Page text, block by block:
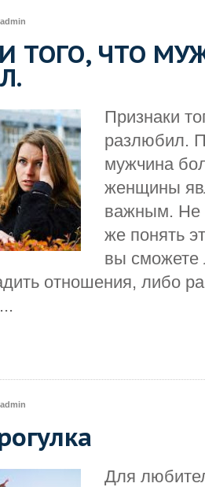
admin
ТОГО, ЧТО
Признаки
разлюбил.
мужчина
женщины
важным. Не
же понять
вы сможете
отношения, либо
admin
Для